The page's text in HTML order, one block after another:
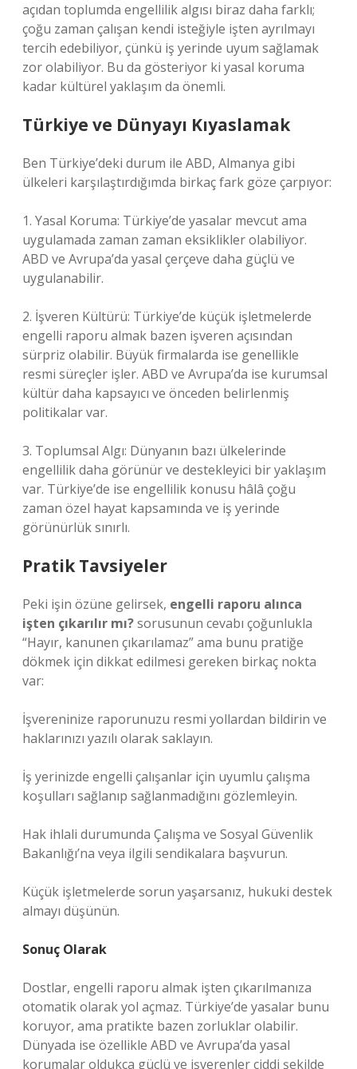
açıdan toplumda engellilik algısı biraz daha farklı;
çoğu zaman çalışan kendi isteğiyle işten ayrılmayı
tercih edebiliyor, çünkü iş yerinde uyum sağlamak
zor olabiliyor. Bu da gösteriyor ki yasal koruma
kadar kültürel yaklaşım da önemli.
Türkiye ve Dünyayı Kıyaslamak
Ben Türkiye’deki durum ile ABD, Almanya gibi
ülkeleri karşılaştırdığımda birkaç fark göze çarpıyor:
1. Yasal Koruma: Türkiye’de yasalar mevcut ama
uygulamada zaman zaman eksiklikler olabiliyor.
ABD ve Avrupa’da yasal çerçeve daha güçlü ve
uygulanabilir.
2. İşveren Kültürü: Türkiye’de küçük işletmelerde
engelli raporu almak bazen işveren açısından
sürpriz olabilir. Büyük firmalarda ise genellikle
resmi süreçler işler. ABD ve Avrupa’da ise kurumsal
kültür daha kapsayıcı ve önceden belirlenmiş
politikalar var.
3. Toplumsal Algı: Dünyanın bazı ülkelerinde
engellilik daha görünür ve destekleyici bir yaklaşım
var. Türkiye’de ise engellilik konusu hâlâ çoğu
zaman özel hayat kapsamında ve iş yerinde
görünürlük sınırlı.
Pratik Tavsiyeler
Peki işin özüne gelirsek, engelli raporu alınca
işten çıkarılır mı?sorusunun cevabı çoğunlukla
“Hayır, kanunen çıkarılamaz” ama bunu pratiğe
dökmek için dikkat edilmesi gereken birkaç nokta
var:
İşvereninize raporunuzu resmi yollardan bildirin ve
haklarınızı yazılı olarak saklayın.
İş yerinizde engelli çalışanlar için uyumlu çalışma
koşulları sağlanıp sağlanmadığını gözlemleyin.
Hak ihlali durumunda Çalışma ve Sosyal Güvenlik
Bakanlığı’na veya ilgili sendikalara başvurun.
Küçük işletmelerde sorun yaşarsanız, hukuki destek
almayı düşünün.
Sonuç Olarak
Dostlar, engelli raporu almak işten çıkarılmanıza
otomatik olarak yol açmaz. Türkiye’de yasalar bunu
koruyor, ama pratikte bazen zorluklar olabilir.
Dünyada ise özellikle ABD ve Avrupa’da yasal
korumalar oldukça güçlü ve işverenler ciddi şekilde